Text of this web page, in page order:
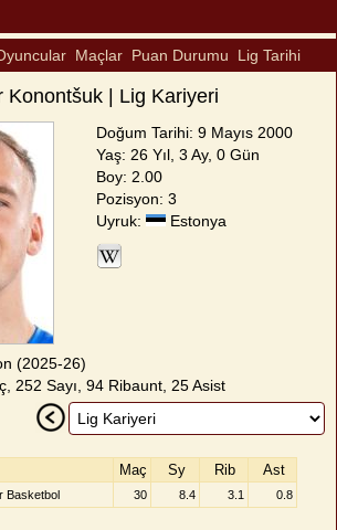
Maçlar Puan Durumu Lig Tarihi
Konontšuk | Lig Kariyeri
Doğum Tarihi: 9 Mayıs 2000
Yaş: 26 Yıl, 3 Ay, 0 Gün
Boy: 2.00
Pozisyon: 3
Uyruk:
Estonya
(2025-26)
252 Sayı, 94 Ribaunt, 25 Asist
Maç Sy Rib Ast
Basketbol 30 8.4 3.1 0.8